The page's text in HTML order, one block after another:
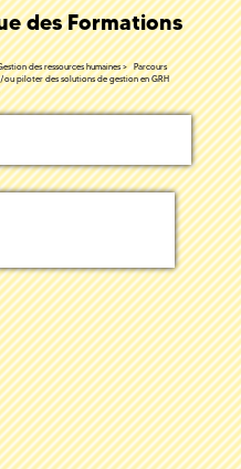
des Formations
des ressources humaines
Parcours
ou piloter des solutions de gestion en GRH